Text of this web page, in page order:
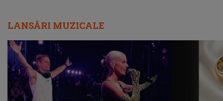
Armin van Buuren, despre
COLABORAREA cu artista scoțiană
SACHA: ""Everlasting"a început ca
o piesă de test, dar a devenit
imediat preferata fanilor. Sacha și
cu mine știam că nu am putea să o
Andrei
Artistul
care